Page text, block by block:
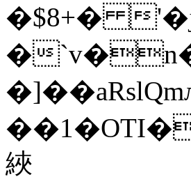
�$8+�
�
綊